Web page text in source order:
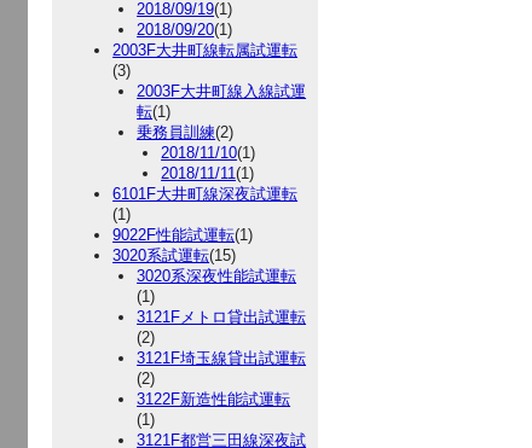
2018/09/19(1)
2018/09/20(1)
2003F大井町線転属試運転
(3)
2003F大井町線入線試運
転(1)
乗務員訓練(2)
2018/11/10(1)
2018/11/11(1)
6101F大井町線深夜試運転
(1)
9022F性能試運転(1)
3020系試運転(15)
3020系深夜性能試運転
(1)
3121Fメトロ貸出試運転
(2)
3121F埼玉線貸出試運転
(2)
3122F新造性能試運転
(1)
3121F都営三田線深夜試